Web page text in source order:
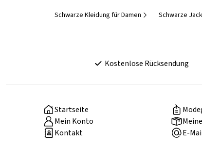
Schwarze Kleidung für Damen Schwarze
Kostenlose Rücksendung
Startseite
Mein Konto
Kontakt
E-